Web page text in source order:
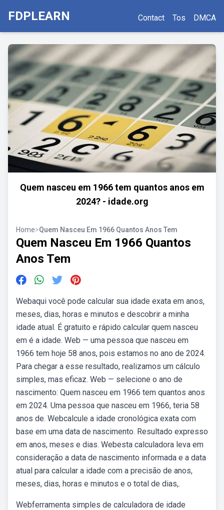
FDPLEARN Contact Tos DMCA
Quem nasceu em 1966 tem quantos anos em
2024? - idade.org
Home>Quem Nasceu Em 1966 Quantos Anos Tem
Quem Nasceu Em 1966 Quantos
Anos Tem
Webaqui você pode calcular sua idade exata em anos,
meses, dias, horas e minutos e descobrir a minha
idade atual. É gratuito e rápido calcular quem nasceu
em é a idade. Web — uma pessoa que nasceu em
1966 tem hoje 58 anos, pois estamos no ano de 2024.
Para chegar a esse resultado, realizamos um cálculo
simples, mas eficaz. Web — selecione o ano de
nascimento: Quem nasceu em 1966 tem quantos anos
em 2024. Uma pessoa que nasceu em 1966, teria 58
anos de. Webcalcule a idade cronológica exata com
base em uma data de nascimento. Resultado expresso
em anos, meses e dias. Webesta calculadora leva em
consideração a data de nascimento informada e a data
atual para calcular a idade com a precisão de anos,
meses, dias, horas e minutos e o total de dias,.
Webferramenta simples de calculadora de idade